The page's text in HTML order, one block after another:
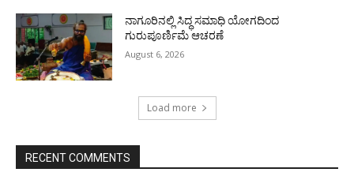
ನಾಗೂರಿನಲ್ಲಿ ಸಿದ್ಧ ಸಮಾಧಿ ಯೋಗದಿಂದ
ಗುರುಪೂರ್ಣಿಮೆ ಆಚರಣೆ
August 6, 2026
Load more
RECENT COMMENTS